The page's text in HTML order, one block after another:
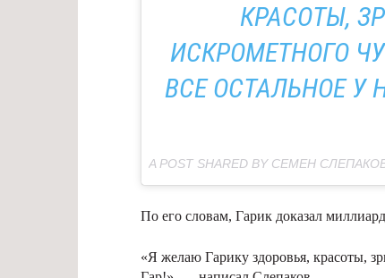
КРАСОТЫ,
ИСКРОМЕТНОГО
ВСЕ ОСТАЛЬНОЕ У
A POST SHARED BY СЕМЕН СЛЕПАКОВ
По его словам, Гарик доказал
«Я желаю Гарику здоровья, красоты,